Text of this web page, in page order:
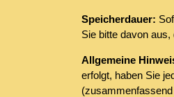
Speicherdauer:
Sie bitte davon
Allgemeine
erfolgt, haben Sie